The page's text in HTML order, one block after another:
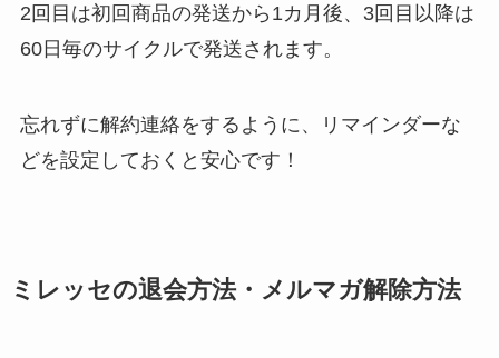
2回目は初回商品の発送から1カ月後、3回目以降は
60日毎のサイクルで発送されます。
忘れずに解約連絡をするように、リマインダーな
どを設定しておくと安心です！
ミレッセの退会方法・メルマガ解除方法